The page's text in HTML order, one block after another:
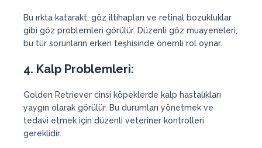
Bu ırkta katarakt, göz iltihapları ve retinal bozukluklar
gibi göz problemleri görülür. Düzenli göz muayeneleri,
bu tür sorunların erken teşhisinde önemli rol oynar.
4. Kalp Problemleri:
Golden Retriever cinsi köpeklerde kalp hastalıkları
yaygın olarak görülür. Bu durumları yönetmek ve
tedavi etmek için düzenli veteriner kontrolleri
gereklidir.